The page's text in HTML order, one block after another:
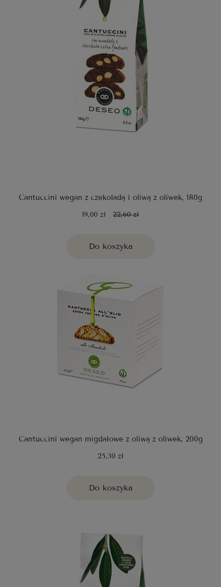
Cantuccini wegan z czekoladą i oliwą z oliwek, 180g
19,00 zł 22,60 zł
Do koszyka
Cantuccini wegan migdałowe z oliwą z oliwek, 200g
25,30 zł
Do koszyka